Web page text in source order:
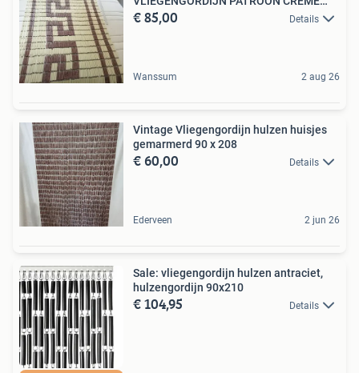
BRUIN
€ 85,00 Details
Wanssum 2 aug 26
Vintage Vliegengordijn hulzen huisjes
gemarmerd 90 x 208
€ 60,00 Details
Ederveen 2 jun 26
Sale: vliegengordijn hulzen antraciet,
hulzengordijn 90x210
€ 104,95 Details